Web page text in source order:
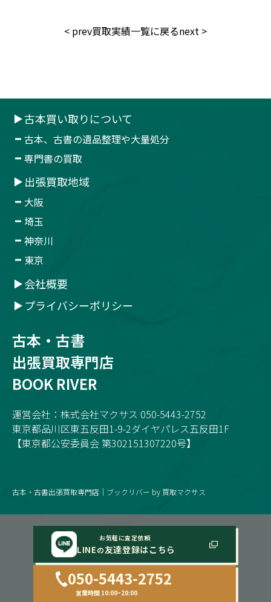
< prev買取実績一覧に戻るnext >
古本買い取りについて
古本、古書の遺品整理や大量処分
専門書の買取
出張買取地域
大阪
埼玉
神奈川
東京
会社概要
プライバシーポリシー
古本・古書
出張買取専門店
BOOK RIVER
運営会社：株式会社マクサス 050-5443-2752
東京都品川区東五反田1-9-2ダイヤパレス五反田1F
【東京都公安委員会 第302151307220号】
古本・古書出張買取専門店｜ブックリバー by 買取マクサス
お気軽に査定依頼
LINEの友達登録はこちら
050-5443-2752
営業時間 10:00~20:00